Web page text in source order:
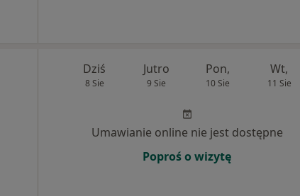
Dziś
8 Sie
Jutro
9 Sie
Pon,
10 Sie
Wt,
11 Sie
Umawianie online nie jest dostępne
Poproś o wizytę